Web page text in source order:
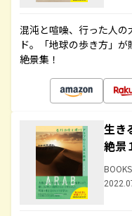
混沌と喧噪、行った人
ド。「地球の歩き方」
絶景集！
生き
絶景